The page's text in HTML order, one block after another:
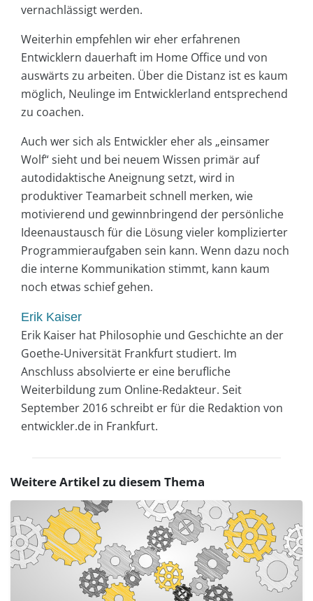
vernachlässigt werden.
Weiterhin empfehlen wir eher erfahrenen
Entwicklern dauerhaft im Home Office und von
auswärts zu arbeiten. Über die Distanz ist es kaum
möglich, Neulinge im Entwicklerland entsprechend
zu coachen.
Auch wer sich als Entwickler eher als „einsamer
Wolf“ sieht und bei neuem Wissen primär auf
autodidaktische Aneignung setzt, wird in
produktiver Teamarbeit schnell merken, wie
motivierend und gewinnbringend der persönliche
Ideenaustausch für die Lösung vieler komplizierter
Programmieraufgaben sein kann. Wenn dazu noch
die interne Kommunikation stimmt, kann kaum
noch etwas schief gehen.
Erik Kaiser
Erik Kaiser hat Philosophie und Geschichte an der
Goethe-Universität Frankfurt studiert. Im
Anschluss absolvierte er eine berufliche
Weiterbildung zum Online-Redakteur. Seit
September 2016 schreibt er für die Redaktion von
entwickler.de in Frankfurt.
Weitere Artikel zu diesem Thema